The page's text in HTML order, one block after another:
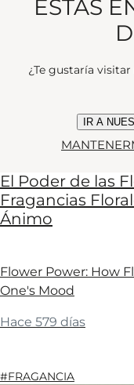
El Poder de las
Fragancias
Ánimo
Flower Power: How
One's Mood
Hace 579 días
#FRAGANCIA
ESTÁS
¿Te gustaría
IR A